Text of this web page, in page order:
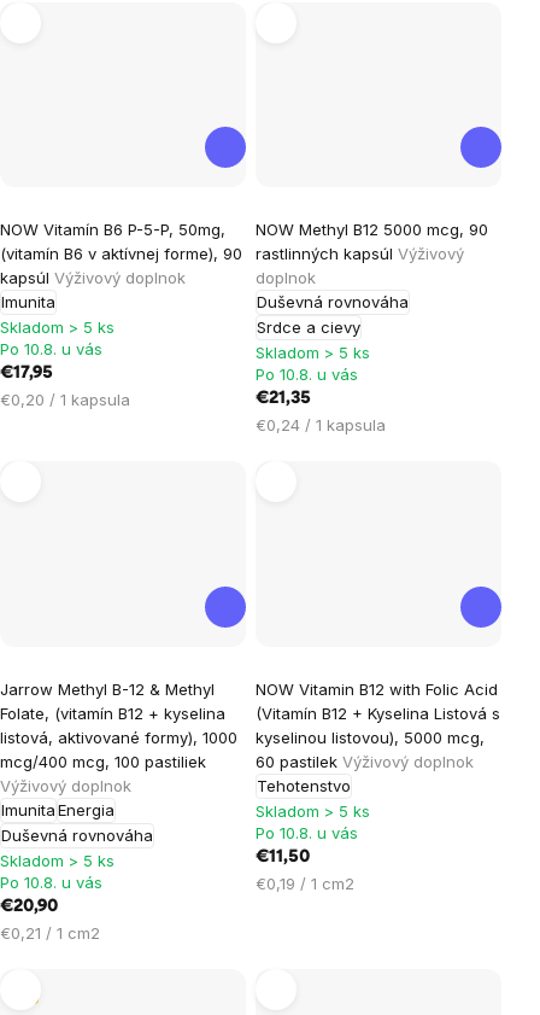
NOW Vitamín B6 P-5-P, 50mg,
(vitamín B6 v aktívnej forme), 90
kapsúl Výživový doplnok
Imunita
hodnotenie
produktu
je
5,0
z
5
hviezdičiek.
Skladom > 5 ks
Po 10.8. u vás
€17,95
Jednotková
€0,20 / 1 kapsula
NOW Methyl B12 5000 mcg, 90
rastlinných kapsúl Výživový
doplnok
Duševná rovnováha
Srdce a cievy
hodnotenie
produktu
je
5,0
z
5
hviezdičiek.
Skladom > 5 ks
Po 10.8. u vás
€21,35
Jednotková
€0,24 / 1 kapsula
Jarrow Methyl B-12 & Methyl
Folate, (vitamín B12 + kyselina
listová, aktivované formy), 1000
mcg/400 mcg, 100 pastiliek
Výživový doplnok
ImunitaEnergia
Duševná rovnováha
hodnotenie
produktu
je
5,0
z
5
hviezdičiek.
Skladom > 5 ks
Po 10.8. u vás
€20,90
Jednotková
€0,21 / 1 cm2
NOW Vitamin B12 with Folic Acid
(Vitamín B12 + Kyselina Listová s
kyselinou listovou), 5000 mcg,
60 pastilek Výživový doplnok
Tehotenstvo
Skladom > 5 ks
Po 10.8. u vás
€11,50
Jednotková
€0,19 / 1 cm2